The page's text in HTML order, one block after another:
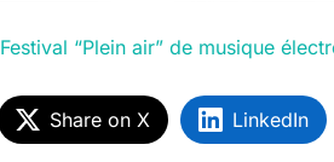
Festival “Plein air” de musique
Share on X LinkedIn